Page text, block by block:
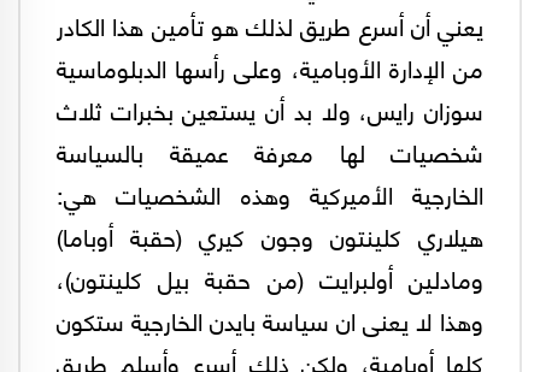
يعني أن أسرع طريق لذلك هو تأمين هذا الكادر
من الإدارة الأوبامية، وعلى رأسها الدبلوماسية
سوزان رايس، ولا بد أن يستعين بخبرات ثلاث
شخصيات لها معرفة عميقة بالسياسة
الخارجية الأميركية وهذه الشخصيات هي:
هيلاري كلينتون وجون كيري (حقبة أوباما)
ومادلين أولبرايت (من حقبة بيل كلينتون)،
وهذا لا يعنى ان سياسة بايدن الخارجية ستكون
كلها أوبامية، ولكن ذلك أسرع وأسلم طريق